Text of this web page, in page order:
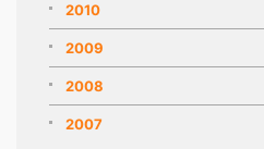
2010
2009
2008
2007